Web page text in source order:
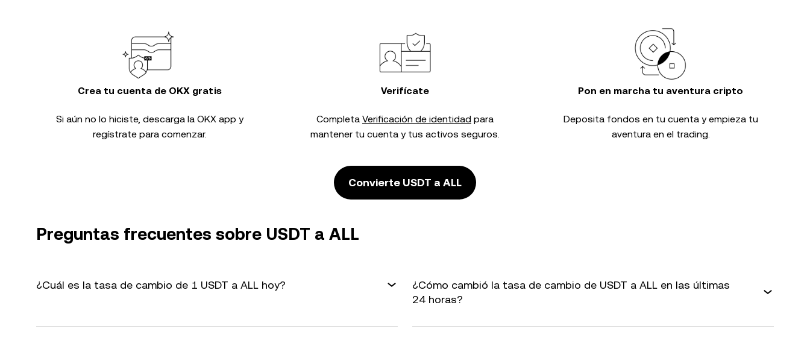
Crea tu cuenta de OKX gratis
Si aún no lo hiciste, descarga la OKX app y
regístrate para comenzar.
Verifícate
Completa Verificación de identidad para
mantener tu cuenta y tus activos seguros.
Pon en marcha tu aventura cripto
Deposita fondos en tu cuenta y empieza tu
aventura en el trading.
Convierte USDT a ALL
Preguntas frecuentes sobre USDT a ALL
¿Cuál es la tasa de cambio de 1 USDT a ALL hoy?
¿Cómo cambió la tasa de cambio de USDT a ALL en las últimas
24 horas?